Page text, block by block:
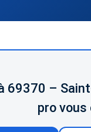
69370 –
pro vous